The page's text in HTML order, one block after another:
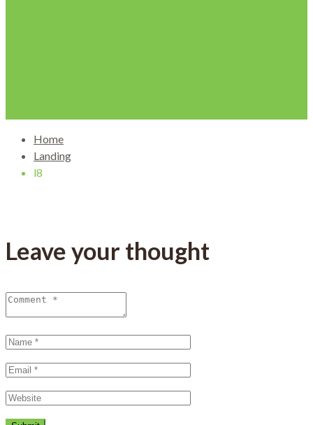
Home
Landing
l8
Leave your thought